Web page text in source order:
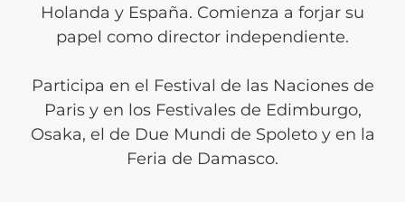
Holanda y España. Comienza a forjar su
papel como director independiente.
Participa en el Festival de las Naciones de
Paris y en los Festivales de Edimburgo,
Osaka, el de Due Mundi de Spoleto y en la
Feria de Damasco.